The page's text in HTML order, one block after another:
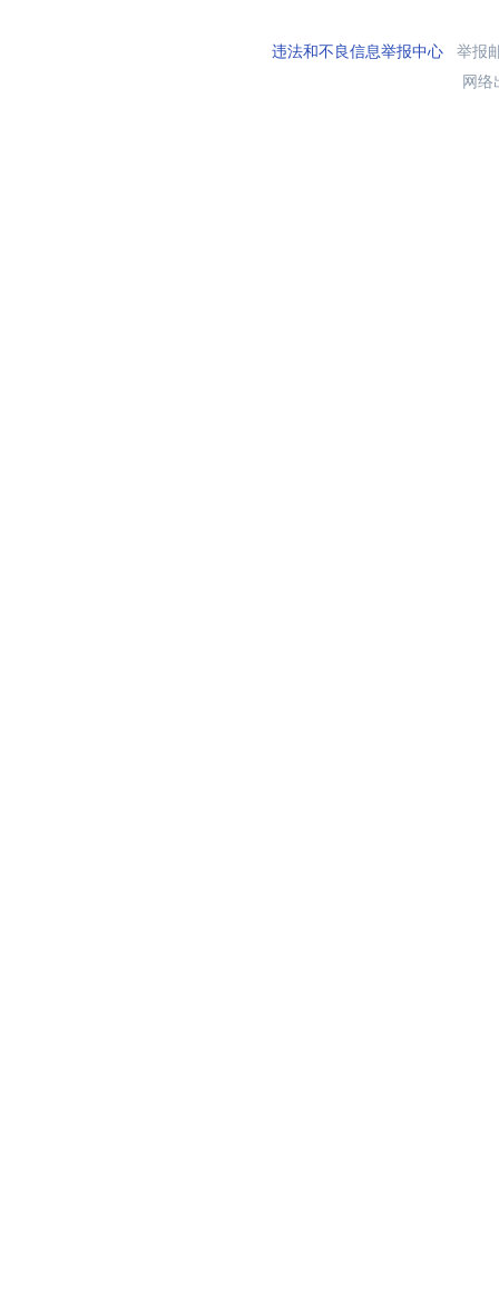
违法和不良信息举报中心举报
网